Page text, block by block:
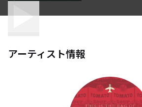
アーティスト情報